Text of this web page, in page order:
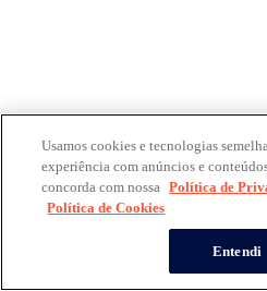
Usamos cookies e tecnologias
experiência com anúncios e
concorda com nossa Política de
Política de Cookies
Entendi